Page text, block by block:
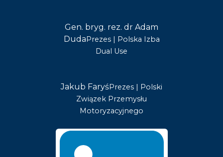
Gen. bryg. rez. dr Adam
DudaPrezes | Polska Izba
Dual Use
Jakub FaryśPrezes | Polski
Związek Przemysłu
Motoryzacyjnego